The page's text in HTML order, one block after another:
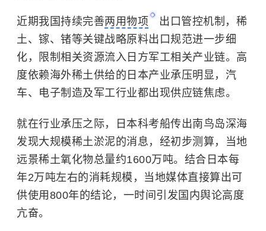
近期我国持续完善两用物项
出口管控机制，稀
土、镓、锗等关键战略原料出口规范进一步细
化，限制相关资源流入日方军工相关产业链。高
度依赖海外稀土供给的日本产业承压明显，汽
车、电子制造及军工行业都出现供应链焦虑。
就在行业承压之际，日本科考船传出南鸟岛深海
发现大规模稀土淤泥的消息，经初步测算，当地
远景稀土氧化物总量约1600万吨。结合日本每
年2万吨左右的消耗规模，当地媒体直接算出可
供使用800年的结论，一时间引发国内舆论高度
亢奋。